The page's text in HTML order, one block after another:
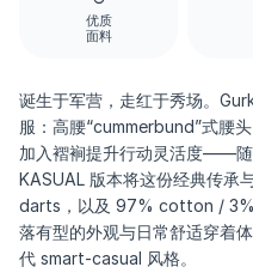
优质
面料
诞生于军营，走红于秀场。
服：高腰“cummerbund”式腰
加入褶裥提升行动灵活度——随
KASUAL 版本将这份经典传承
darts，以及 97% cotton /
落有型的外观与日常舒适穿着
代 smart-casual 风格。